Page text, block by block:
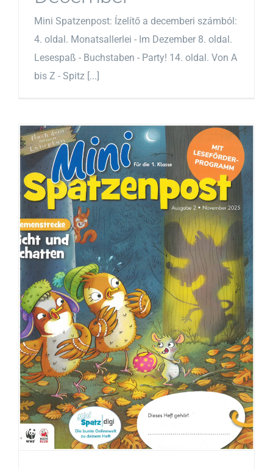
Mini Spatzenpost: Ízelítő a decemberi számból:
4. oldal. Monatsallerlei - Im Dezember 8. oldal.
Lesespaß - Buchstaben - Party! 14. oldal. Von A
bis Z - Spitz [...]